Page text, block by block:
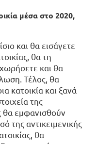
μέσα στο 2020,
και θα εισάγετε
θα τη
και θα
Τέλος, θα
κατοικία και ξανά
της
θα εμφανισθούν
της αντικειμενικής
θα